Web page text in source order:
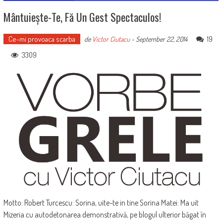
Mântuiește-Te, Fă Un Gest Spectaculos!
Ce-mi provoaca scarba de Victor Ciutacu- September 22, 2014
19
3309
Motto: Robert Turcescu: Sorina, uite-te in tine Sorina Matei: Ma uit
Mizeria cu autodetonarea demonstrativă, pe blogul ulterior băgat în